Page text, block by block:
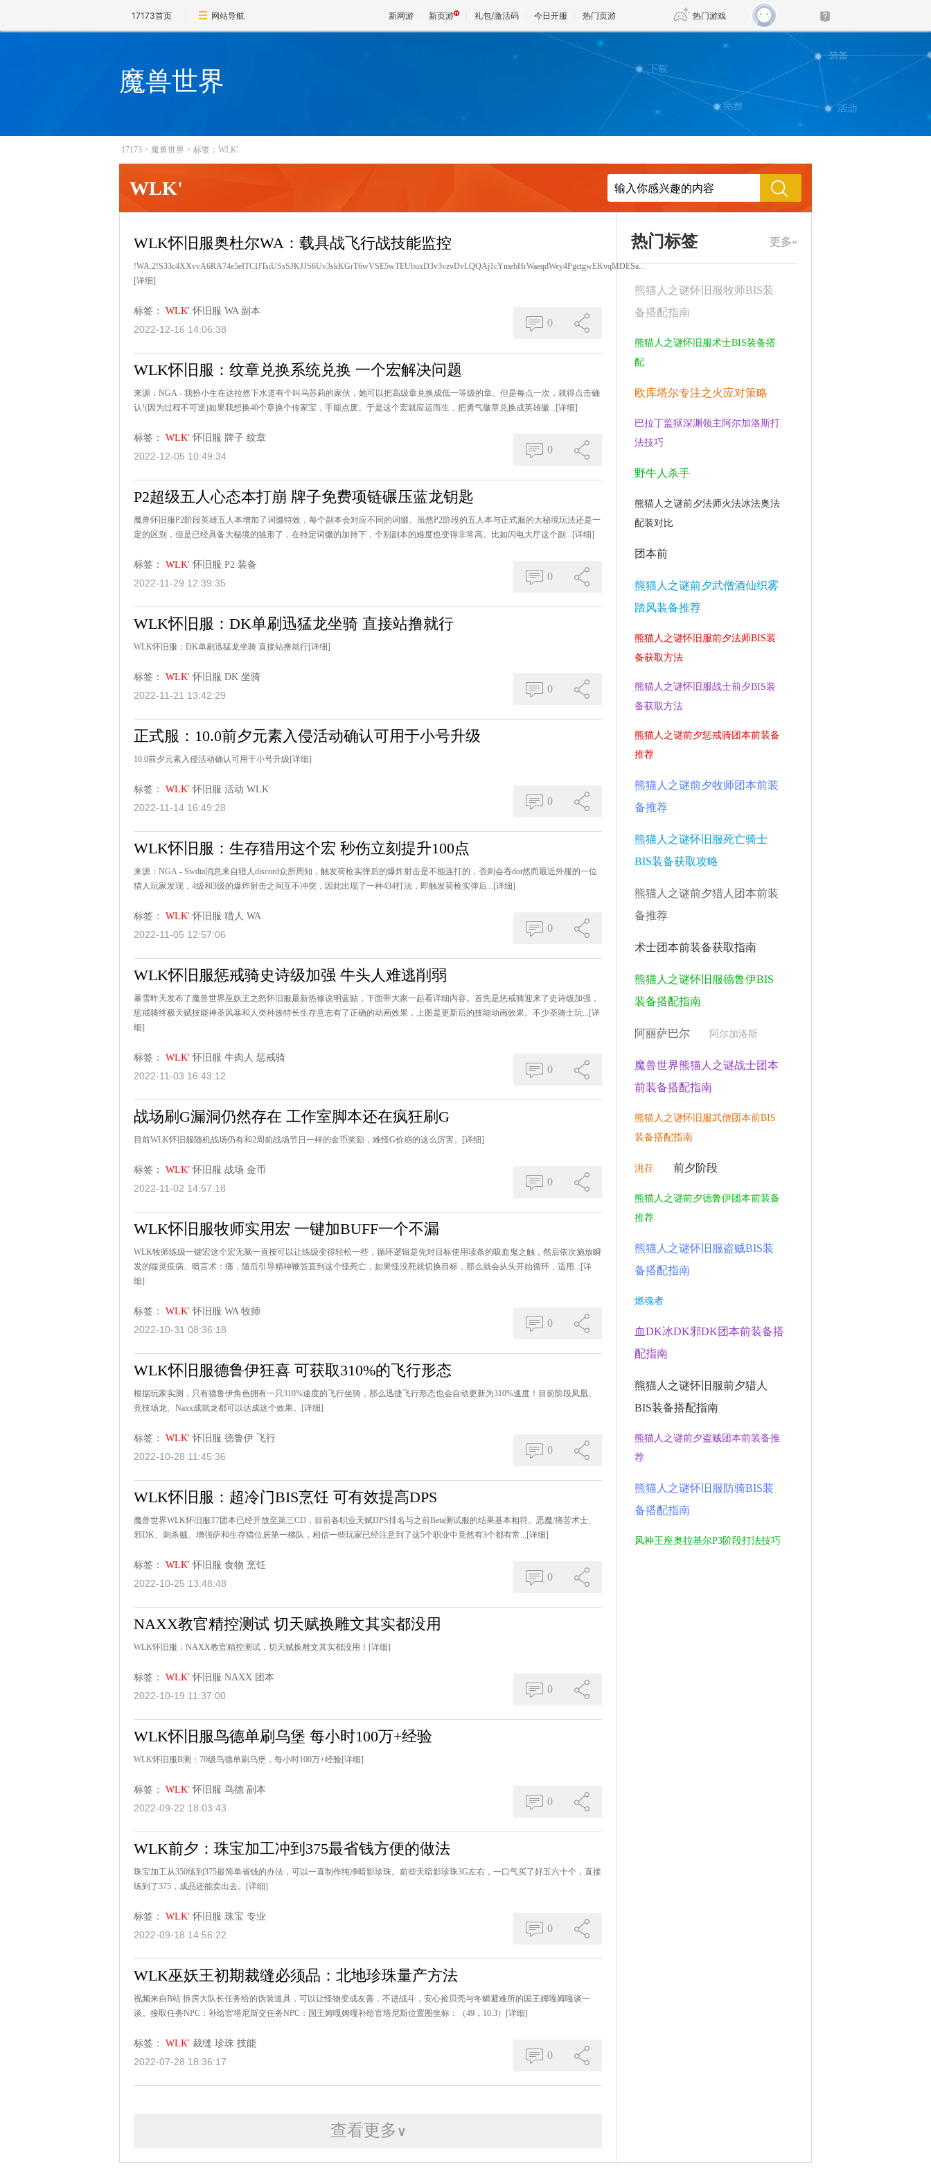
17173首页 网站导航 新网游 新页游 礼包/激活码 今日开服 热门页游 热门游戏
DNF 传奇4
天堂
王权与自由 诛仙世界 新仙侠5
魔兽世界
17173 > 魔兽世界 > 标签：WLK'
WLK'
WLK怀旧服奥杜尔WA：载具战飞行战技能监控
!WA:2!S33c4XXvvA6RA74e5eITCIJTsiUSsSJKJJS6Uv3skKGrT6wVSE5wTEUbuxD3v3vzvDvLQQAj1cYmebHrWaeqdWey4PgctgwEKvqMDESa...
[详细]
标签： WLK' 怀旧服 WA 副本
2022-12-16 14:06:38
0
WLK怀旧服：纹章兑换系统兑换 一个宏解决问题
来源：NGA - 我扮小生在达拉然下水道有个叫乌苏莉的家伙，她可以把高级章兑换成低一等级的章。但是每点一次，就得点击确
认!(因为过程不可逆)如果我想换40个章换个传家宝，手能点废。于是这个宏就应运而生，把勇气徽章兑换成英雄徽... [详细]
标签： WLK' 怀旧服 牌子 纹章
2022-12-05 10:49:34
0
P2超级五人心态本打崩 牌子免费项链碾压蓝龙钥匙
魔兽怀旧服P2阶段英雄五人本增加了词缀特效，每个副本会对应不同的词缀。虽然P2阶段的五人本与正式服的大秘境玩法还是一
定的区别，但是已经具备大秘境的雏形了，在特定词缀的加持下，个别副本的难度也变得非常高。比如闪电大厅这个副... [详细]
标签： WLK' 怀旧服 P2 装备
2022-11-29 12:39:35
0
WLK怀旧服：DK单刷迅猛龙坐骑 直接站撸就行
WLK怀旧服：DK单刷迅猛龙坐骑 直接站撸就行[详细]
标签： WLK' 怀旧服 DK 坐骑
2022-11-21 13:42:29
0
正式服：10.0前夕元素入侵活动确认可用于小号升级
10.0前夕元素入侵活动确认可用于小号升级 [详细]
标签： WLK' 怀旧服 活动 WLK
2022-11-14 16:49:28
0
WLK怀旧服：生存猎用这个宏 秒伤立刻提升100点
来源：NGA - Swdta消息来自猎人discord众所周知，触发荷枪实弹后的爆炸射击是不能连打的，否则会吞dot然而最近外服的一位
猎人玩家发现，4级和3级的爆炸射击之间互不冲突，因此出现了一种434打法，即触发荷枪实弹后... [详细]
标签： WLK' 怀旧服 猎人 WA
2022-11-05 12:57:06
0
WLK怀旧服惩戒骑史诗级加强 牛头人难逃削弱
暴雪昨天发布了魔兽世界巫妖王之怒怀旧服最新热修说明蓝贴，下面带大家一起看详细内容。首先是惩戒骑迎来了史诗级加强，
惩戒骑终极天赋技能神圣风暴和人类种族特长生存意志有了正确的动画效果，上图是更新后的技能动画效果。不少圣骑士玩... [详
细]
标签： WLK' 怀旧服 牛肉人 惩戒骑
2022-11-03 16:43:12
0
战场刷G漏洞仍然存在 工作室脚本还在疯狂刷G
目前WLK怀旧服随机战场仍有和2周前战场节日一样的金币奖励，难怪G价崩的这么厉害。 [详细]
标签： WLK' 怀旧服 战场 金币
2022-11-02 14:57:18
0
WLK怀旧服牧师实用宏 一键加BUFF一个不漏
WLK牧师练级一键宏这个宏无脑一直按可以让练级变得轻松一些，循环逻辑是先对目标使用读条的吸血鬼之触，然后依次施放瞬
发的噬灵疫病、暗言术：痛，随后引导精神鞭笞直到这个怪死亡，如果怪没死就切换目标，那么就会从头开始循环，适用... [详
细]
标签： WLK' 怀旧服 WA 牧师
2022-10-31 08:36:18
0
WLK怀旧服德鲁伊狂喜 可获取310%的飞行形态
根据玩家实测，只有德鲁伊角色拥有一只310%速度的飞行坐骑，那么迅捷飞行形态也会自动更新为310%速度！目前阶段凤凰、
竞技场龙、Naxx成就龙都可以达成这个效果。
[详细]
标签： WLK' 怀旧服 德鲁伊 飞行
2022-10-28 11:45:36
0
WLK怀旧服：超冷门BIS烹饪 可有效提高DPS
魔兽世界WLK怀旧服T7团本已经开放至第三CD，目前各职业天赋DPS排名与之前Beta测试服的结果基本相符。恶魔/痛苦术士、
邪DK、刺杀贼、增强萨和生存猎位居第一梯队，相信一些玩家已经注意到了这5个职业中竟然有3个都有常... [详细]
标签： WLK' 怀旧服 食物 烹饪
2022-10-25 13:48:48
0
NAXX教官精控测试 切天赋换雕文其实都没用
WLK怀旧服：NAXX教官精控测试，切天赋换雕文其实都没用！ [详细]
标签： WLK' 怀旧服 NAXX 团本
2022-10-19 11:37:00
0
WLK怀旧服鸟德单刷乌堡 每小时100万+经验
WLK怀旧服B测：70级鸟德单刷乌堡，每小时100万+经验[详细]
标签： WLK' 怀旧服 鸟德 副本
2022-09-22 18:03:43
0
WLK前夕：珠宝加工冲到375最省钱方便的做法
珠宝加工从350练到375最简单省钱的办法，可以一直制作纯净暗影珍珠。前些天暗影珍珠3G左右，一口气买了好五六十个，直接
练到了375，成品还能卖出去。
[详细]
标签： WLK' 怀旧服 珠宝 专业
2022-09-18 14:56:22
0
WLK巫妖王初期裁缝必须品：北地珍珠量产方法
视频来自B站 拆房大队长任务给的伪装道具，可以让怪物变成友善，不进战斗，安心捡贝壳与冬鳞避难所的国王姆嘎姆嘎谈一
谈。接取任务NPC：补给官塔尼斯交任务NPC：国王姆嘎姆嘎补给官塔尼斯位置图坐标：（49，10.3）
[详细]
标签： WLK' 裁缝 珍珠 技能
2022-07-28 18:36:17
0
查看更多 ∨
更多»
热门标签
熊猫人之谜怀旧服牧师BIS装
备搭配指南
熊猫人之谜怀旧服术士BIS装备搭
配
欧库塔尔专注之火应对策略
巴拉丁监狱深渊领主阿尔加洛斯打
法技巧
野牛人杀手
熊猫人之谜前夕法师火法冰法奥法
配装对比
团本前
熊猫人之谜前夕武僧酒仙织雾
踏风装备推荐
熊猫人之谜怀旧服前夕法师BIS装
备获取方法
熊猫人之谜怀旧服战士前夕BIS装
备获取方法
熊猫人之谜前夕惩戒骑团本前装备
推荐
熊猫人之谜前夕牧师团本前装
备推荐
熊猫人之谜怀旧服死亡骑士
BIS装备获取攻略
熊猫人之谜前夕猎人团本前装
备推荐
术士团本前装备获取指南
熊猫人之谜怀旧服德鲁伊BIS
装备搭配指南
阿丽萨巴尔 阿尔加洛斯
魔兽世界熊猫人之谜战士团本
前装备搭配指南
熊猫人之谜怀旧服武僧团本前BIS
装备搭配指南
洮荏 前夕阶段
熊猫人之谜前夕德鲁伊团本前装备
推荐
熊猫人之谜怀旧服盗贼BIS装
备搭配指南
燃魂者
血DK冰DK邪DK团本前装备搭
配指南
熊猫人之谜怀旧服前夕猎人
BIS装备搭配指南
熊猫人之谜前夕盗贼团本前装备推
荐
熊猫人之谜怀旧服防骑BIS装
备搭配指南
风神王座奥拉基尔P3阶段打法技巧